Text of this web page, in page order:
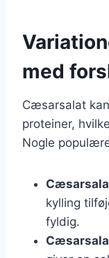
med
Cæsarsalat
proteiner,
Nogle
kylling
fyldig.